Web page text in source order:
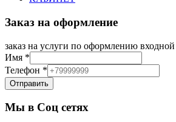
Заказ на оформление
заказ на услуги по оформлению
Имя *
Телефон *
Отправить
Мы в Соц сетях